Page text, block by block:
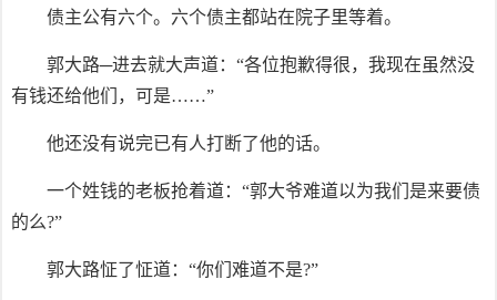
债主公有六个。六个债主都站在院子里等着。
郭大路─进去就大声道：“各位抱歉得很，我现在虽然没
有钱还给他们，可是……”
他还没有说完已有人打断了他的话。
一个姓钱的老板抢着道：“郭大爷难道以为我们是来要债
的么?”
郭大路怔了怔道：“你们难道不是?”